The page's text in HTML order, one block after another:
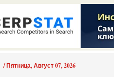
/Пятница, Август 07, 2026